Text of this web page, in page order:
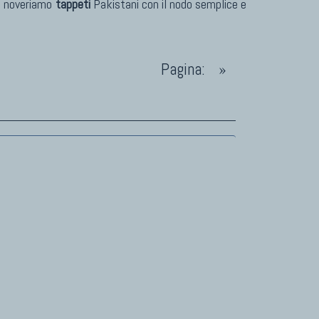
tappetiPakistani con il nodo semplice e
Pagina: »